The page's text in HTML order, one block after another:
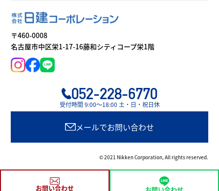
お問い合わせ お問い合わせ
〒460-0008
名古屋市中区栄1-17-16藤和シティコープ栄1階
052-228-6770
受付時間 9:00〜18:00 土・日・祝日休
メールでお問い合わせ
© 2021 Nikken Corporation, All rights reserved.